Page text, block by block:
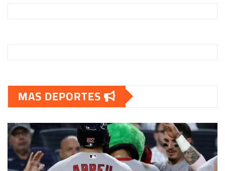
MAS DEPORTES